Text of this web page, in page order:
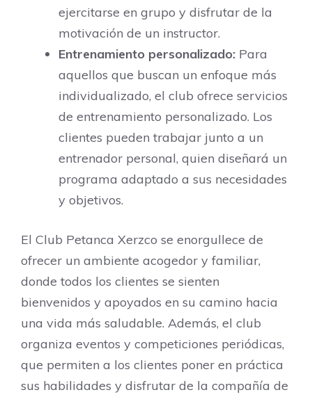
ejercitarse en grupo y disfrutar de la
motivación de un instructor.
Entrenamiento personalizado: Para
aquellos que buscan un enfoque más
individualizado, el club ofrece servicios
de entrenamiento personalizado. Los
clientes pueden trabajar junto a un
entrenador personal, quien diseñará un
programa adaptado a sus necesidades
y objetivos.
El Club Petanca Xerzco se enorgullece de
ofrecer un ambiente acogedor y familiar,
donde todos los clientes se sienten
bienvenidos y apoyados en su camino hacia
una vida más saludable. Además, el club
organiza eventos y competiciones periódicas,
que permiten a los clientes poner en práctica
sus habilidades y disfrutar de la compañía de